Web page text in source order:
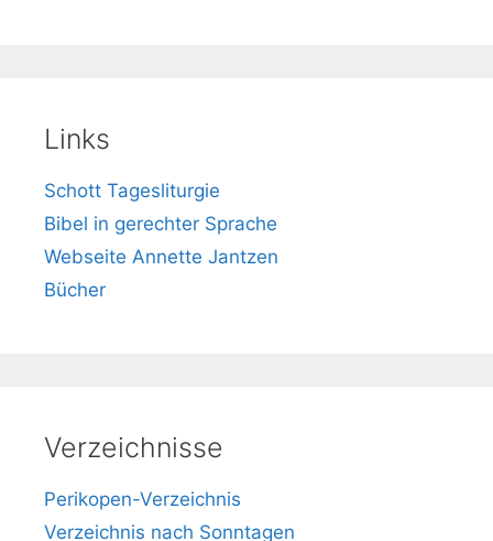
Links
Schott Tagesliturgie
Bibel in gerechter Sprache
Webseite Annette Jantzen
Bücher
Verzeichnisse
Perikopen-Verzeichnis
Verzeichnis nach Sonntagen